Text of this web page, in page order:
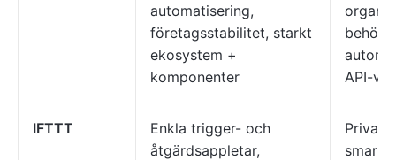
automatisering,
företagsstabilitet, starkt
ekosystem +
komponenter
API-
IFTTT
Enkla trigger- och
åtgärdsappletar,
Privata
smarta